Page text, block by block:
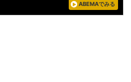
ABEMAでみる